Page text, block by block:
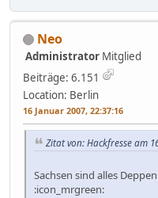
Neo
Administrator Mitglied
Beiträge: 6.151
Location: Berlin
16 Januar 2007, 22:37:16
Zitat von: Hackfresse am
Sachsen sind alles
:icon_mrgreen: